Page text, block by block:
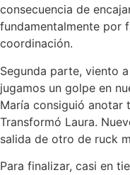
consecuencia de
fundamentalmente por
coordinación.
Segunda parte, viento
jugamos un golpe en
María consiguió anotar
Transformó Laura.
salida de otro de ruck
Para finalizar, casi en